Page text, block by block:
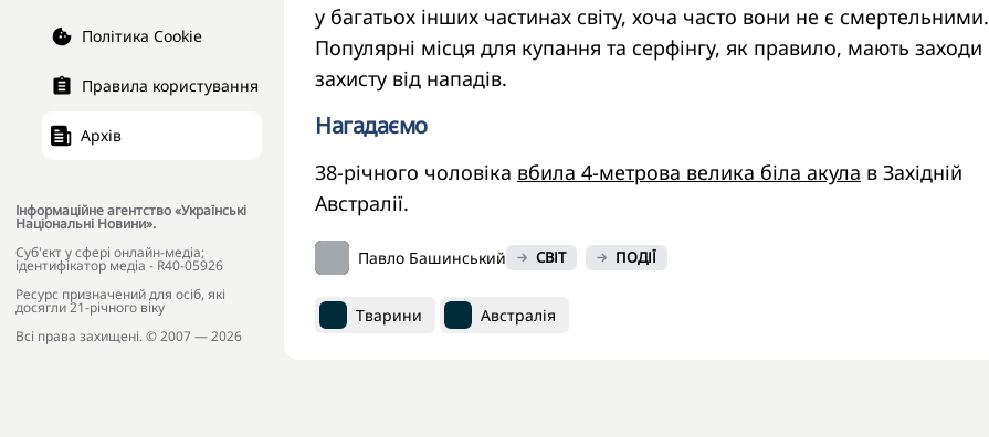
Політика Cookie
Правила користування
Архів
Інформаційне агентство «Українські
Національні Новини».
Cуб'єкт у сфері онлайн-медіа;
ідентифікатор медіа - R40-05926
Ресурс призначений для осіб, які
досягли 21-річного віку
Всі права захищені. © 2007 — 2026
у багатьох інших частинах світу, хоча часто вони не є смертельними.
Популярні місця для купання та серфінгу, як правило, мають заходи
захисту від нападів.
Нагадаємо
38-річного чоловіка вбила 4-метрова велика біла акула в Західній
Австралії.
Павло Башинський СВІТ ПОДІЇ
Тварини Австралія